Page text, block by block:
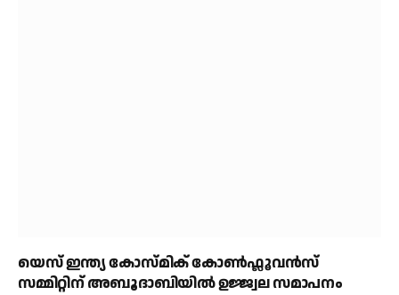
യെസ് ഇന്ത്യ കോസ്മിക് കോൺഫ്ലൂവൻസ്
സമ്മിറ്റിന് അബൂദാബിയിൽ ഉജ്ജ്വല സമാപനം